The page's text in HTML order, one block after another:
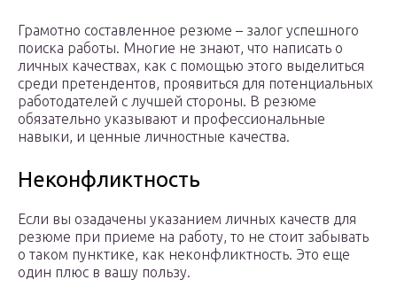
Грамотно составленное резюме – залог успешного
поиска работы. Многие не знают, что написать о
личных качествах, как с помощью этого выделиться
среди претендентов, проявиться для потенциальных
работодателей с лучшей стороны. В резюме
обязательно указывают и профессиональные
навыки, и ценные личностные качества.
Неконфликтность
Если вы озадачены указанием личных качеств для
резюме при приеме на работу, то не стоит забывать
о таком пунктике, как неконфликтность. Это еще
один плюс в вашу пользу.